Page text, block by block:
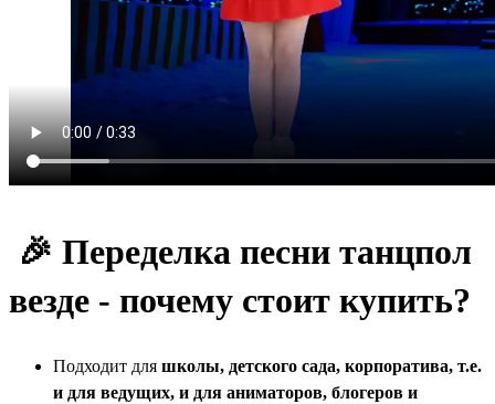
🎉 Переделка песни танцпол
везде - почему стоит купить?
Подходит для школы, детского сада, корпоратива, т.е.
и для ведущих, и для аниматоров, блогеров и